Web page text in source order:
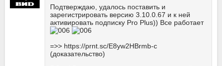
Подтверждаю, удалось поставить и
зарегистрировать версию 3.10.0.67 и к ней
активировать подписку Pro Plus)) Все работает
=>> https://prnt.sc/E8yw2HBrmb-c
(доказательство)